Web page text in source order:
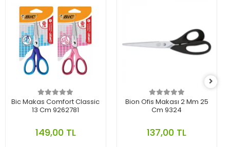
Bic Makas Comfort Classic
13 Cm 9262781
149,00 TL
Bion Ofis Makası 2 Mm 25
Cm 9324
137,00 TL